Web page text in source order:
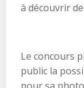
à découvrir
Le concours
public la